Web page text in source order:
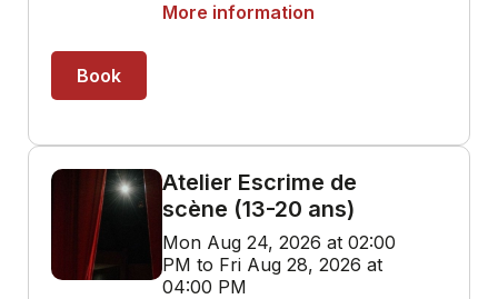
More information
Book
Atelier Escrime de
scène (13-20 ans)
Mon Aug 24, 2026 at 02:00
PM to Fri Aug 28, 2026 at
04:00 PM